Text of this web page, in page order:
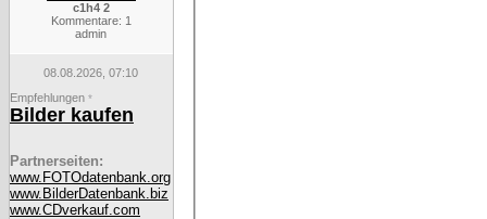
c1h4 2
Kommentare: 1
admin
08.08.2026, 07:10
Empfehlungen *
Bilder kaufen
Partnerseiten:
www.FOTOdatenbank.org
www.BilderDatenbank.biz
www.CDverkauf.com